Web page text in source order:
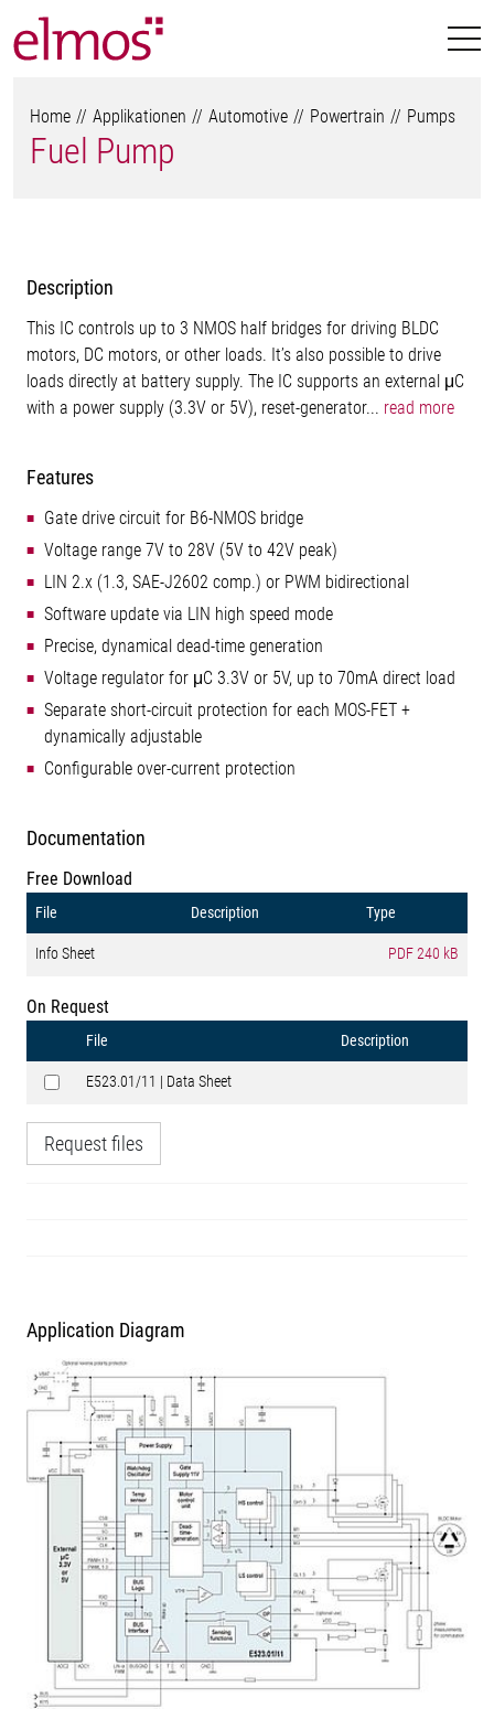
Home Applikationen Automotive Powertrain Pumps
Fuel Pump
Description
This IC controls up to 3 NMOS half bridges for driving BLDC
motors, DC motors, or other loads. It’s also possible to drive
loads directly at battery supply. The IC supports an external μC
with a power supply (3.3V or 5V), reset-generator... read more
Features
Gate drive circuit for B6-NMOS bridge
Voltage range 7V to 28V (5V to 42V peak)
LIN 2.x (1.3, SAE-J2602 comp.) or PWM bidirectional
Software update via LIN high speed mode
Precise, dynamical dead-time generation
Voltage regulator for μC 3.3V or 5V, up to 70mA direct load
Separate short-circuit protection for each MOS-FET +
dynamically adjustable
Configurable over-current protection
Documentation
Free Download
File Description Type
Info Sheet PDF240 kB
On Request
File Description
E523.01/11 | Data Sheet
Request files
Application Diagram